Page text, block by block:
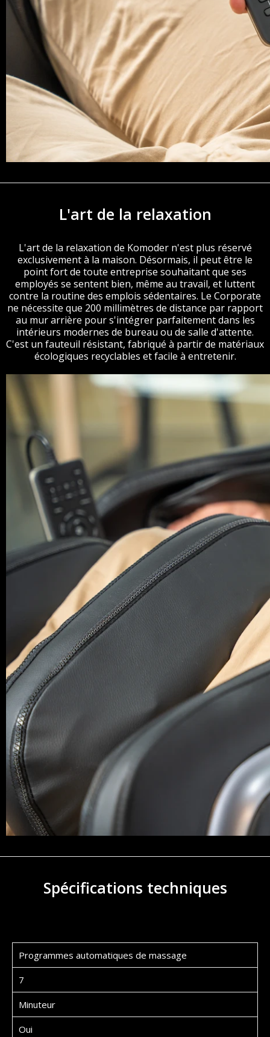
L'art de la relaxation
L'art de la relaxation de Komoder n'est plus réservé
exclusivement à la maison. Désormais, il peut être le
point fort de toute entreprise souhaitant que ses
employés se sentent bien, même au travail, et luttent
contre la routine des emplois sédentaires. Le Corporate
ne nécessite que 200 millimètres de distance par rapport
au mur arrière pour s'intégrer parfaitement dans les
intérieurs modernes de bureau ou de salle d'attente.
C'est un fauteuil résistant, fabriqué à partir de matériaux
écologiques recyclables et facile à entretenir.
Spécifications techniques
Programmes automatiques de massage
7
Minuteur
Oui